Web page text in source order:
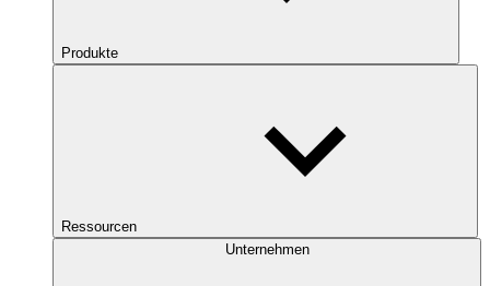
Produkte
Ressourcen
Unternehmen